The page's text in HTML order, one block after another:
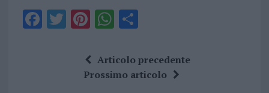
F T Pi
te
re
W
at
s
S
a
re
Articolo precedente
Prossimo articolo